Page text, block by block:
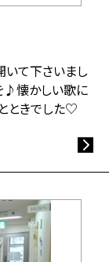
いて下さいまし
♪懐かしい歌に
ときでした♡